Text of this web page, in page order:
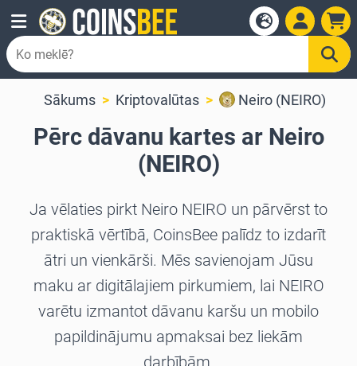
Sākums Kriptovalūtas Neiro (NEIRO)
Pērc dāvanu kartes ar Neiro
(NEIRO)
Ja vēlaties pirkt Neiro NEIRO un pārvērst to
praktiskā vērtībā, CoinsBee palīdz to izdarīt
ātri un vienkārši. Mēs savienojam Jūsu
maku ar digitālajiem pirkumiem, lai NEIRO
varētu izmantot dāvanu karšu un mobilo
papildinājumu apmaksai bez liekām